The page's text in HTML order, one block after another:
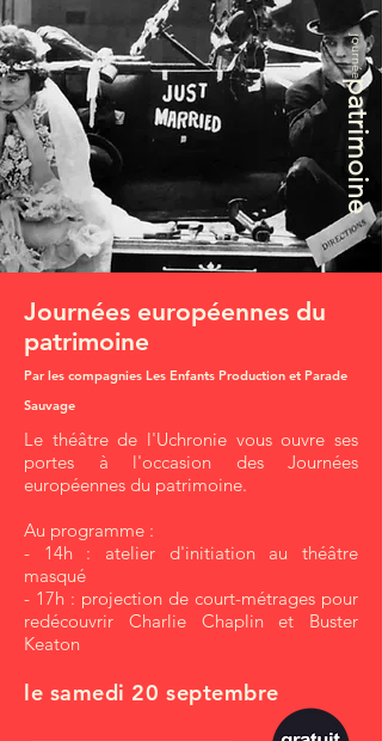
journée
patrimoine
Journées européennes du
patrimoine
Par les compagnies Les Enfants Production et Parade
Sauvage
Le théâtre de l'Uchronie vous ouvre ses
portes à l'occasion des Journées
européennes du patrimoine.
Au programme :
- 14h : atelier d'initiation au théâtre
masqué
- 17h : projection de court-métrages pour
redécouvrir Charlie Chaplin et Buster
Keaton
le samedi 20 septembre